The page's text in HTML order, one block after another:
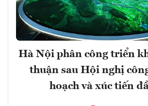
Hà Nội phân công triển
thuận sau Hội nghị
hoạch và xúc tiến